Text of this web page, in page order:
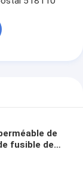
de
fusible de